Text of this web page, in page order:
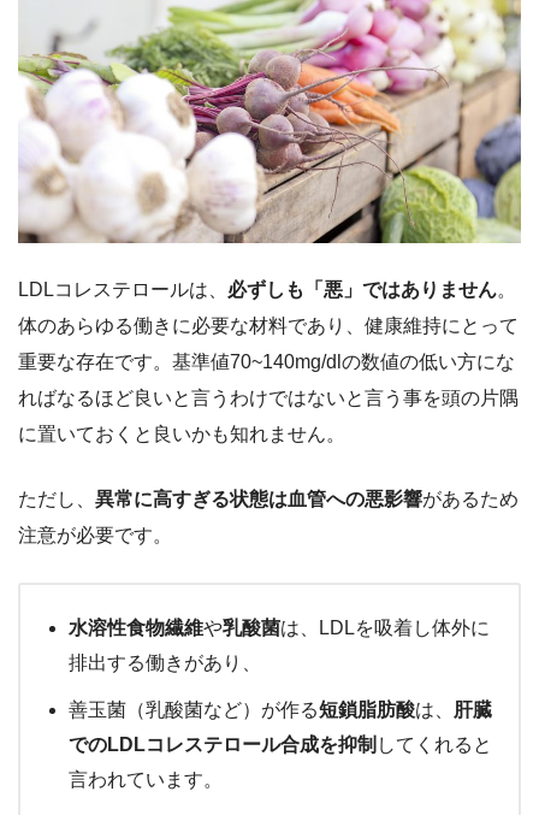
LDLコレステロールは、 必ずしも「悪」ではありません。
体のあらゆる働きに必要な材料であり、健康維持にとって
重要な存在です。基準値70~140mg/dlの数値の低い方にな
ればなるほど良いと言うわけではないと言う事を頭の片隅
に置いておくと良いかも知れません。
ただし、 異常に高すぎる状態は血管への悪影響があるため
注意が必要です。
水溶性食物繊維や乳酸菌は、LDLを吸着し体外に
排出する働きがあり、
善玉菌（乳酸菌など）が作る短鎖脂肪酸は、 肝臓
でのLDLコレステロール合成を抑制 してくれると
言われています。